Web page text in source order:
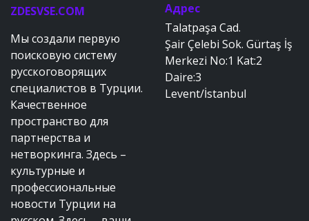
ZDESVSE.COM
Мы создали первую
поисковую систему
русскоговорящих
специалистов в Турции.
Качественное
пространство для
партнерства и
нетворкинга. Здесь –
культурные и
профессиональные
новости Турции на
Адрес
Talatpaşa Cad.
Şair Çelebi Sok. Gürtaş İş
Merkezi No:1 Kat:2
Daire:3
Levent/İstanbul